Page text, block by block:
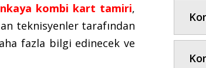
kombi kart tamiri,
teknisyenler tarafından
fazla bilgi edinecek ve